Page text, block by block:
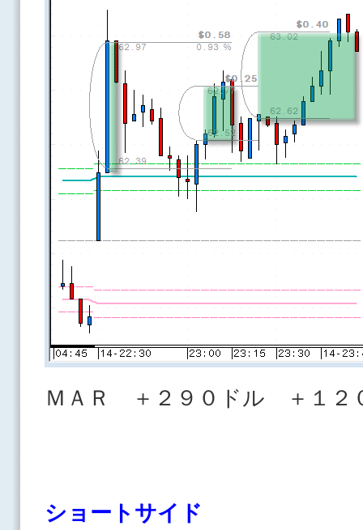
ＭＡＲ ＋２９０ドル ＋１２
ショートサイド